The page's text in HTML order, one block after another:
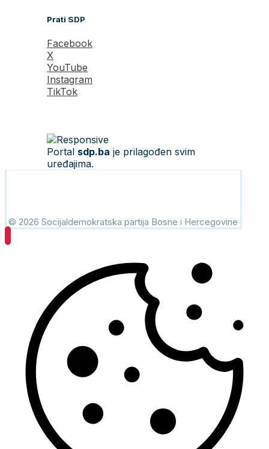
Prati SDP
Facebook
X
YouTube
Instagram
TikTok
Portal sdp.ba je prilagođen svim
uređajima.
© 2026 Socijaldemokratska partija Bosne i Hercegovine